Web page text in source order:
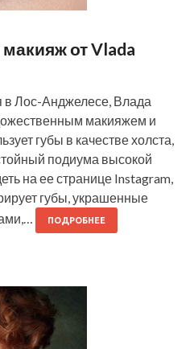
от Vlada
Лос-Анджелесе, Влада
макияжем и
губы в качестве холста,
подиума высокой
на ее странице Instagram,
губы, украшенные
ПОДРОБНЕЕ